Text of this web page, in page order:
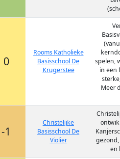
0
Rooms Katholieke
Basisschool De
Krugerstee
spelen,
in een
Meer
-1
Christelijke
Basisschool De
Violier
en